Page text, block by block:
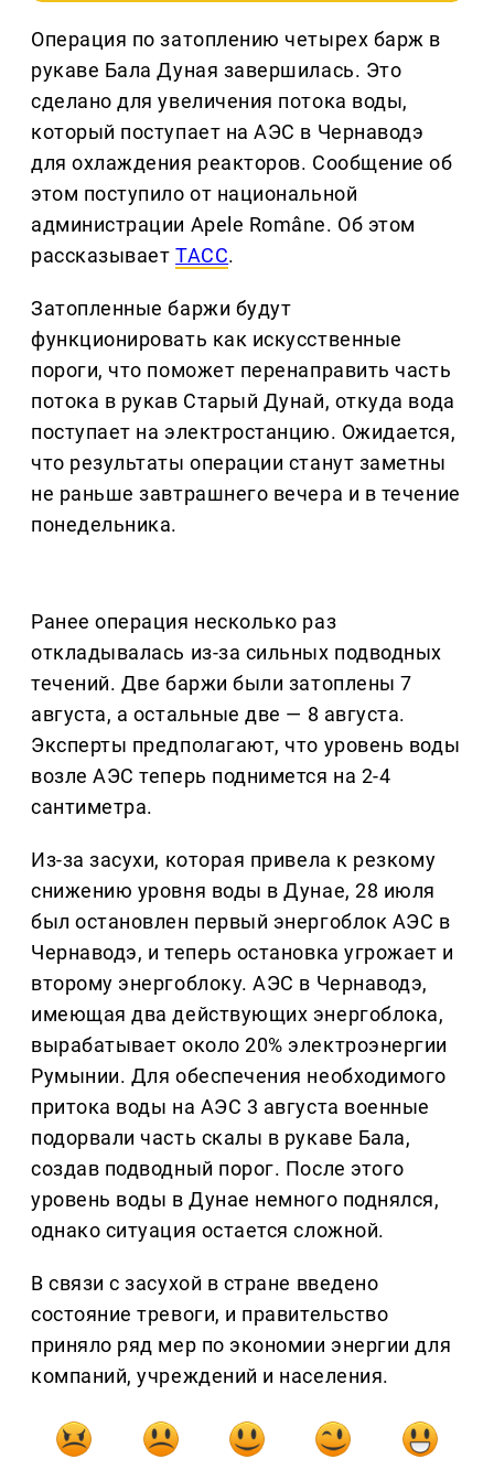
Операция по затоплению четырех барж в
рукаве Бала Дуная завершилась. Это
сделано для увеличения потока воды,
который поступает на АЭС в Чернаводэ
для охлаждения реакторов. Сообщение об
этом поступило от национальной
администрации Apele Române. Об этом
рассказываетТАСС.
Затопленные баржи будут
функционировать как искусственные
пороги, что поможет перенаправить часть
потока в рукав Старый Дунай, откуда вода
поступает на электростанцию. Ожидается,
что результаты операции станут заметны
не раньше завтрашнего вечера и в течение
понедельника.
Ранее операция несколько раз
откладывалась из-за сильных подводных
течений. Две баржи были затоплены 7
августа, а остальные две — 8 августа.
Эксперты предполагают, что уровень воды
возле АЭС теперь поднимется на 2-4
сантиметра.
Из-за засухи, которая привела к резкому
снижению уровня воды в Дунае, 28 июля
был остановлен первый энергоблок АЭС в
Чернаводэ, и теперь остановка угрожает и
второму энергоблоку. АЭС в Чернаводэ,
имеющая два действующих энергоблока,
вырабатывает около 20% электроэнергии
Румынии. Для обеспечения необходимого
притока воды на АЭС 3 августа военные
подорвали часть скалы в рукаве Бала,
создав подводный порог. После этого
уровень воды в Дунае немного поднялся,
однако ситуация остается сложной.
В связи с засухой в стране введено
состояние тревоги, и правительство
приняло ряд мер по экономии энергии для
компаний, учреждений и населения.